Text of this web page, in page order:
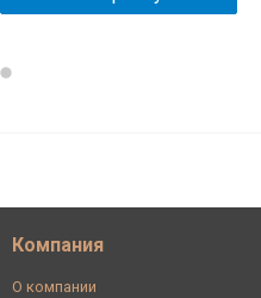
Компания
О компании